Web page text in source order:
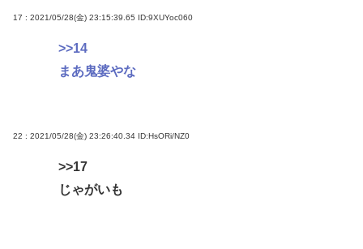
17 : 2021/05/28(金) 23:15:39.65 ID:9XUYoc060
>>14
まあ鬼婆やな
22 : 2021/05/28(金) 23:26:40.34 ID:HsORi/NZ0
>>17
じゃがいも